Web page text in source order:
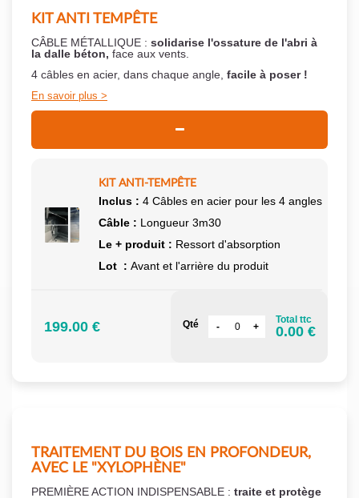
KIT ANTI TEMPÊTE
CÂBLE MÉTALLIQUE : solidarise l'ossature de l'abri à
la dalle béton, face aux vents.
4 câbles en acier, dans chaque angle, facile à poser !
En savoir plus
KIT ANTI-TEMPÊTE
Inclus : 4 Câbles en acier pour les 4 angles
Câble : Longueur 3m30
Le + produit : Ressort d'absorption
Lot : Avant et l'arrière du produit
199.00 € Qté Total ttc
0.00 €
TRAITEMENT DU BOIS EN PROFONDEUR,
AVEC LE "XYLOPHÈNE"
PREMIÈRE ACTION INDISPENSABLE : traite et protège